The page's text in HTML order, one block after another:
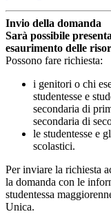
Invio della domanda
Sarà possibile
esaurimento delle
Possono fare richiesta:
i genitori o chi
studentesse e
secondaria di
secondaria di
le studentesse e
scolastici.
Per inviare la richiesta
la domanda con le
studentessa
Unica.